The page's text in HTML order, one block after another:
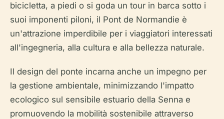
bicicletta, a piedi o si goda un tour in barca sotto i
suoi imponenti piloni, il Pont de Normandie è
un'attrazione imperdibile per i viaggiatori interessati
all'ingegneria, alla cultura e alla bellezza naturale.
Il design del ponte incarna anche un impegno per
la gestione ambientale, minimizzando l'impatto
ecologico sul sensibile estuario della Senna e
promuovendo la mobilità sostenibile attraverso